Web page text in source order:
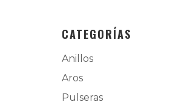
CATEGORÍAS
Anillos
Aros
Pulseras